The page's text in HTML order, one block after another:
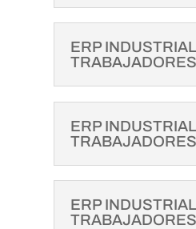
ERP
TRABAJADORES
ERP
TRABAJADORES
ERP
TRABAJADORES